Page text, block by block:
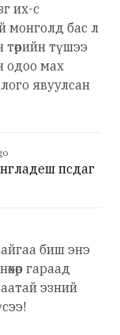
их-с
монголд бас л
түшээ
одоо мах
явуулсан
псдаг
биш энэ
гараад
эзний